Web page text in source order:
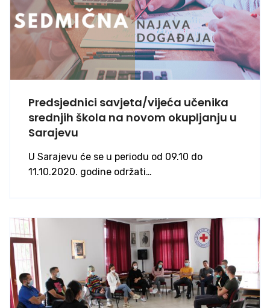
Predsjednici savjeta/vijeća učenika
srednjih škola na novom okupljanju u
Sarajevu
U Sarajevu će se u periodu od 09.10 do
11.10.2020. godine održati…